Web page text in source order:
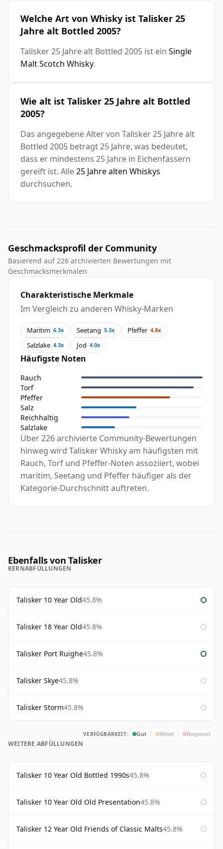
Welche Art von Whisky ist Talisker 25
Jahre alt Bottled 2005?
Talisker 25 Jahre alt Bottled 2005 ist ein Single
Malt Scotch Whisky.
Wie alt ist Talisker 25 Jahre alt Bottled
2005?
Das angegebene Alter von Talisker 25 Jahre alt
Bottled 2005 betragt 25 Jahre, was bedeutet,
dass er mindestens 25 Jahre in Eichenfassern
gereift ist. Alle25 Jahre alten Whiskys
durchsuchen.
Geschmacksprofil der Community
Basierend auf 226 archivierten Bewertungen mit
Geschmacksmerkmalen
Charakteristische Merkmale
Im Vergleich zu anderen Whisky-Marken
Maritim 6.3x Seetang 5.3x Pfeffer 4.8x
Salzlake 4.3x Jod 4.0x
Häufigste Noten
Rauch
Torf
Pfeffer
Salz
Reichhaltig
Salzlake
Über 226 archivierte Community-Bewertungen
hinweg wird Talisker Whisky am häufigsten mit
Rauch, Torf und Pfeffer-Noten assoziiert, wobei
maritim, Seetang und Pfeffer häufiger als der
Kategorie-Durchschnitt auftreten.
Ebenfalls von Talisker
KERNABFÜLLUNGEN
Talisker 10 Year Old45.8%
Talisker 18 Year Old45.8%
Talisker Port Ruighe45.8%
Talisker Skye45.8%
Talisker Storm45.8%
VERFÜGBARKEIT: Gut Mittel Begrenzt
WEITERE ABFÜLLUNGEN
Talisker 10 Year Old Bottled 1990s45.8%
Talisker 10 Year Old Old Presentation45.8%
Talisker 12 Year Old Friends of Classic Malts45.8%